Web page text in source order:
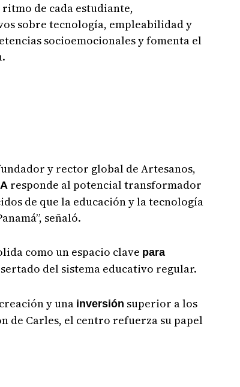
de cada estudiante,
sobre tecnología, empleabilidad y
socioemocionales y fomenta el
y rector global de Artesanos,
responde al potencial transformador
de que la educación y la tecnología
señaló.
como un espacio clave para
del sistema educativo regular.
y una inversión superior a los
de Carles, el centro refuerza su papel